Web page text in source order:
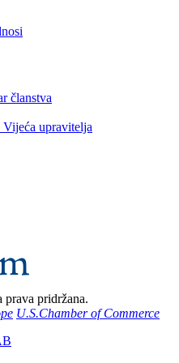
članstva
Vijeća upravitelja
prava pridržana.
U.S.Chamber of Commerce